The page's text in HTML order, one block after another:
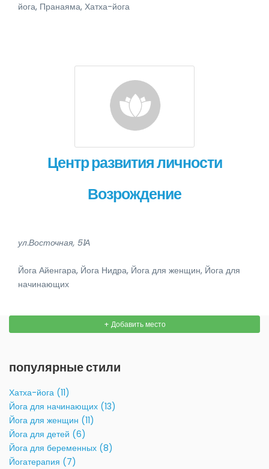
йога, Пранаяма, Хатха-йога
Центр развития личности
Возрождение
ул.Восточная, 51А
Йога Айенгара, Йога Нидра, Йога для женщин, Йога для
начинающих
+ Добавить место
популярные стили
Хатха-йога (11)
Йога для начинающих (13)
Йога для женщин (11)
Йога для детей (6)
Йога для беременных (8)
Йогатерапия (7)